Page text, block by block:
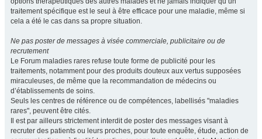
traitement spécifique est le seul à être efficace pour une maladie, même si
cela a été le cas dans sa propre situation.
Ne pas poster de messages à visée commerciale, publicitaire ou de
recrutement
Le Forum maladies rares refuse toute forme de publicité pour les
traitements, notamment pour des produits douteux aux vertus supposées
miraculeuses, de même que la recommandation de médecins ou
d’établissements de soins.
Seuls les centres de référence ou de compétences, labellisés "maladies
rares", peuvent être cités.
Il est par ailleurs strictement interdit de poster des messages visant à
recruter des patients ou leurs proches, pour toute enquête, étude, action de